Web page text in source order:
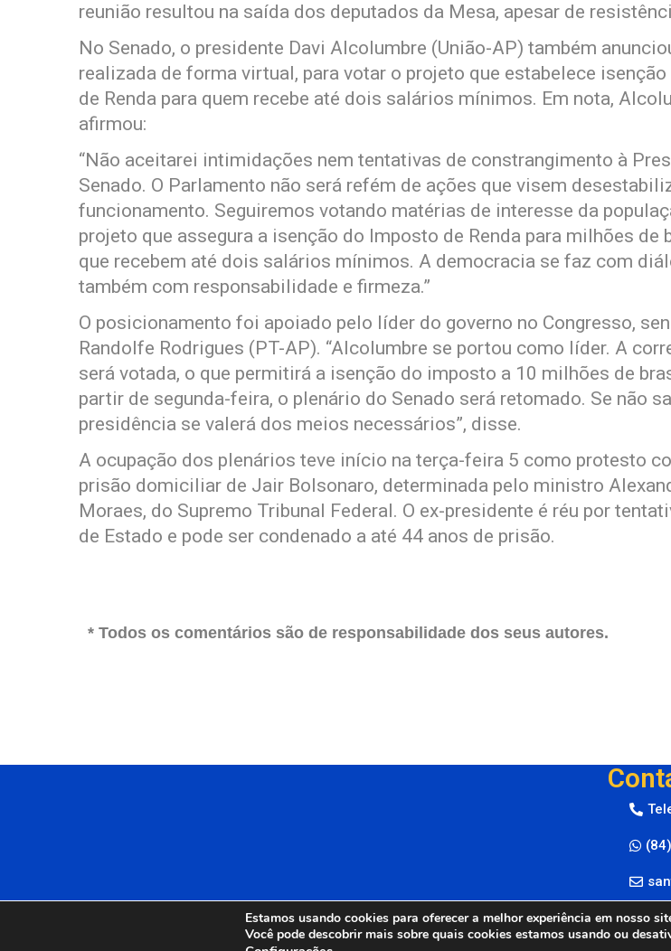
reunião resultou na saída dos deputados da Mesa, apesar de
No Senado, o presidente Davi Alcolumbre (União-AP) também
realizada de forma virtual, para votar o projeto que estabelece
de Renda para quem recebe até dois salários mínimos. Em nota,
afirmou:
“Não aceitarei intimidações nem tentativas de constrangimento à
Senado. O Parlamento não será refém de ações que visem
funcionamento. Seguiremos votando matérias de interesse da
projeto que assegura a isenção do Imposto de Renda para milhões de
que recebem até dois salários mínimos. A democracia se faz com
também com responsabilidade e firmeza.”
O posicionamento foi apoiado pelo líder do governo no Congresso,
Randolfe Rodrigues (PT-AP). “Alcolumbre se portou como líder. A
será votada, o que permitirá a isenção do imposto a 10 milhões de
partir de segunda-feira, o plenário do Senado será retomado. Se não
presidência se valerá dos meios necessários”, disse.
A ocupação dos plenários teve início na terça-feira 5 como protesto
prisão domiciliar de Jair Bolsonaro, determinada pelo ministro
Moraes, do Supremo Tribunal Federal. O ex-presidente é réu por
de Estado e pode ser condenado a até 44 anos de prisão.
* Todos os comentários são de responsabilidade dos seus autores.
Estamos usando cookies para oferecer a melhor experiência em nosso
Você pode descobrir mais sobre quais cookies estamos usando ou